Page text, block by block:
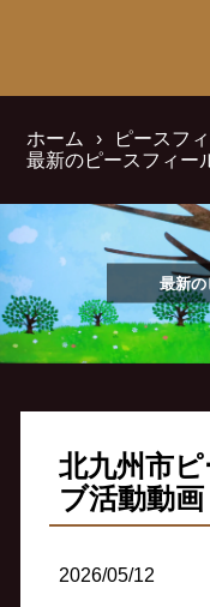
ホーム
ピースフ
最新のピースフィー
最新の
北九州市
ブ活動動画
2026/05/12